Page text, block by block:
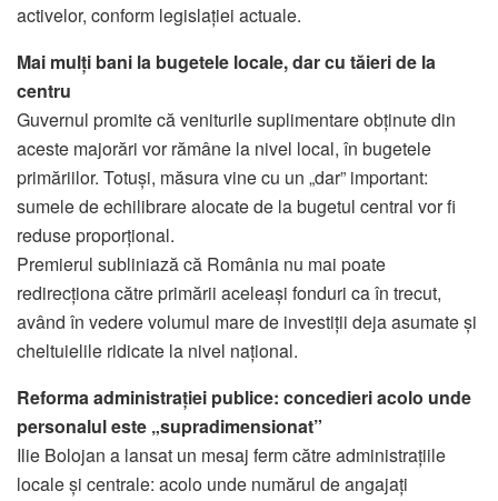
activelor, conform legislației actuale.
Mai mulți bani la bugetele locale, dar cu tăieri de la
centru
Guvernul promite că veniturile suplimentare obținute din
aceste majorări vor rămâne la nivel local, în bugetele
primăriilor. Totuși, măsura vine cu un „dar” important:
sumele de echilibrare alocate de la bugetul central vor fi
reduse proporțional.
Premierul subliniază că România nu mai poate
redirecționa către primării aceleași fonduri ca în trecut,
având în vedere volumul mare de investiții deja asumate și
cheltuielile ridicate la nivel național.
Reforma administrației publice: concedieri acolo unde
personalul este „supradimensionat”
Ilie Bolojan a lansat un mesaj ferm către administrațiile
locale și centrale: acolo unde numărul de angajați